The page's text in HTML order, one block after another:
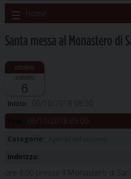
Skip
to
Home
Santa messa al Monastero di
sabato
6
Inizio: 06/10/2018 08:00
06/10/2018 09:00
Categorie:
Indirizzo:
ore 8,00 presso il Monastero di San